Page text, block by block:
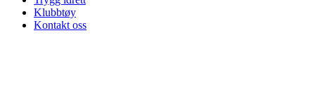
Klubbtøy
Kontakt oss